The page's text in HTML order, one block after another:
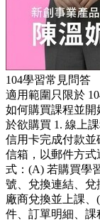
104學習常見問答
適用範圍只限於
如何購買課程並開
於欲購買 1. 線上
信用卡完成付款並
信箱，以郵件方
式：(A) 若購買學
號、兌換連結、兌
廠商兌換並上課
件、訂單明細、課